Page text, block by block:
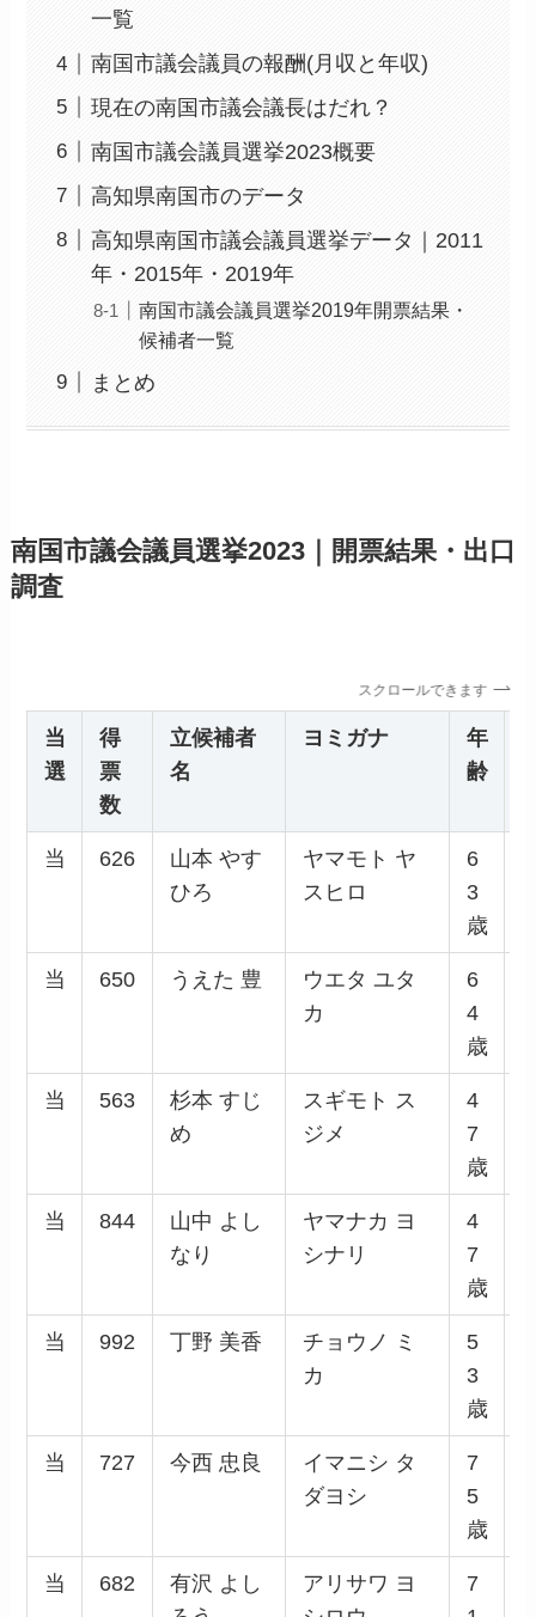
一覧
南国市議会議員の報酬(月収と年収)
現在の南国市議会議長はだれ？
南国市議会議員選挙2023概要
高知県南国市のデータ
高知県南国市議会議員選挙データ｜2011
年・2015年・2019年
南国市議会議員選挙2019年開票結果・
候補者一覧
まとめ
南国市議会議員選挙2023｜開票結果・出口
調査
スクロールできます
当
選
得
票
数
立候補者
名
ヨミガナ
年
齢
当 626
山本 やす
ひろ
ヤマモト ヤ
スヒロ
6
3
歳
当 650 うえた 豊
ウエタ ユタ
カ
6
4
歳
当 563
杉本 すじ
め
スギモト ス
ジメ
4
7
歳
当 844
山中 よし
なり
ヤマナカ ヨ
シナリ
4
7
歳
当 992 丁野 美香
チョウノ ミ
カ
5
3
歳
当 727 今西 忠良
イマニシ タ
ダヨシ
7
5
歳
当 682
有沢 よし
アリサワ ヨ
7